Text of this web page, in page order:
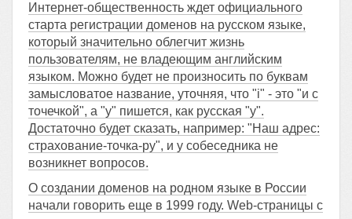
Интернет-общественность ждет официального
старта регистрации доменов на русском языке,
который значительно облегчит жизнь
пользователям, не владеющим английским
языком. Можно будет не произносить по буквам
замысловатое название, уточняя, что "i" - это "и с
точечкой", а "y" пишется, как русская "у".
Достаточно будет сказать, например: "Наш адрес:
страхование-точка-ру", и у собеседника не
возникнет вопросов.
О создании доменов на родном языке в России
начали говорить еще в 1999 году. Web-страницы с